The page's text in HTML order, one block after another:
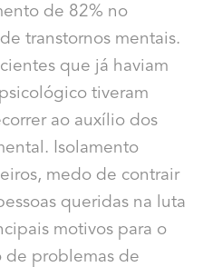
de 82% no
transtornos mentais.
que já haviam
tiveram
ao auxílio dos
Isolamento
medo de contrair
queridas na luta
motivos para o
de problemas de